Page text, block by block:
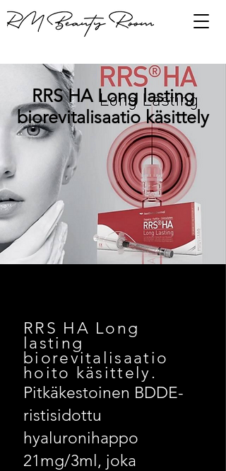
RRS HA Long lasting
biorevitalisaatio käsittely
​RRS HA Long
lasting
biorevitalisaatio
hoito käsittely.
Pitkäkestoinen BDDE-
ristisidottu
hyaluronihappo
21mg/3ml, joka